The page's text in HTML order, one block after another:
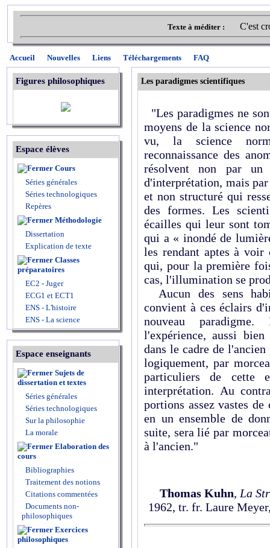
Texte à méditer : C'est
Accueil Nouvelles Liens Téléchargements FAQ
Figures philosophiques
Espace élèves
Cours
Séries générales
Séries technologiques
Repères
Méthodologie
Dissertation
Explication de texte
Classes
préparatoires
EC2 - Juger
ECG1 et ECT1
ENS - L'histoire
ENS - La science
Espace enseignants
Sujets de
dissertation et textes
Séries générales
Séries technologiques
Sur la philosophie
La morale
Elaboration des
cours
Bibliographies
Traitement des notions
Citations commentées
Documents non-
philosophiques
Exercices
philosophiques
Les paradigmes scientifiques
"Les paradigmes ne
moyens de la science
vu, la science
reconnaissance des
résolvent non par
d'interprétation, mais
et non structuré qui
des formes. Les
écailles qui leur sont
qui a « inondé de
les rendant aptes à voir
qui, pour la première
cas, l'illumination se
Aucun des sens
convient à ces éclairs
nouveau
l'expérience, aussi bien
dans le cadre de
logiquement, par
particuliers de cette
interprétation. Au
portions assez vastes
en un ensemble de
suite, sera lié par
à l'ancien."
Thomas Kuhn, La
1962, tr. fr. Laure